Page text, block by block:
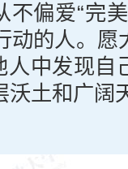
不偏爱“完
动的人。愿
人中发现自
沃土和广阔